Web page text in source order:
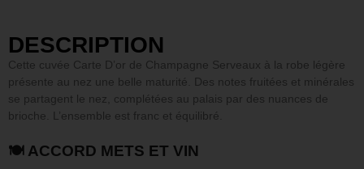
DESCRIPTION
Cette cuvée Carte D’or de Champagne Serveaux à la robe légère
présente au nez une belle maturité. Des notes fruitées et minérales
se partagent le nez, complétées au palais par des nuances de
brioche. L’ensemble est franc et équilibré.
🍽 ACCORD METS ET VIN